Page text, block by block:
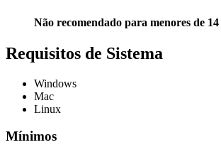
Não recomendado para menores de 14
Requisitos de Sistema
Windows
Mac
Linux
Mínimos